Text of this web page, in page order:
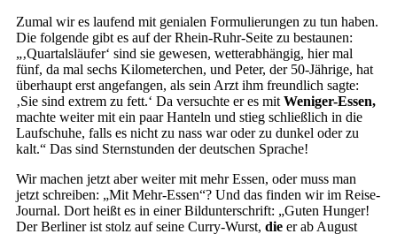
Zumal wir es laufend mit genialen Formulierungen zu tun haben.
Die folgende gibt es auf der Rhein-Ruhr-Seite zu bestaunen:
„‚Quartalsläufer‘ sind sie gewesen, wetterabhängig, hier mal
fünf, da mal sechs Kilometerchen, und Peter, der 50-Jährige, hat
überhaupt erst angefangen, als sein Arzt ihm freundlich sagte:
‚Sie sind extrem zu fett.‘ Da versuchte er es mit Weniger-Essen,
machte weiter mit ein paar Hanteln und stieg schließlich in die
Laufschuhe, falls es nicht zu nass war oder zu dunkel oder zu
kalt.“ Das sind Sternstunden der deutschen Sprache!
Wir machen jetzt aber weiter mit mehr Essen, oder muss man
jetzt schreiben: „Mit Mehr-Essen“? Und das finden wir im Reise-
Journal. Dort heißt es in einer Bildunterschrift: „Guten Hunger!
Der Berliner ist stolz auf seine Curry-Wurst, die er ab August